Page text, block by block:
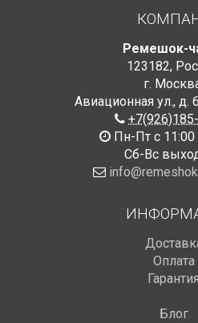
Ремешок-
123182,
г.
Авиационная ул., д.
Пн-Пт с 11:00
Сб-Вс
Оплата
Гарантия
Блог